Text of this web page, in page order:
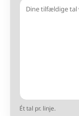
Ét tal pr. linje.